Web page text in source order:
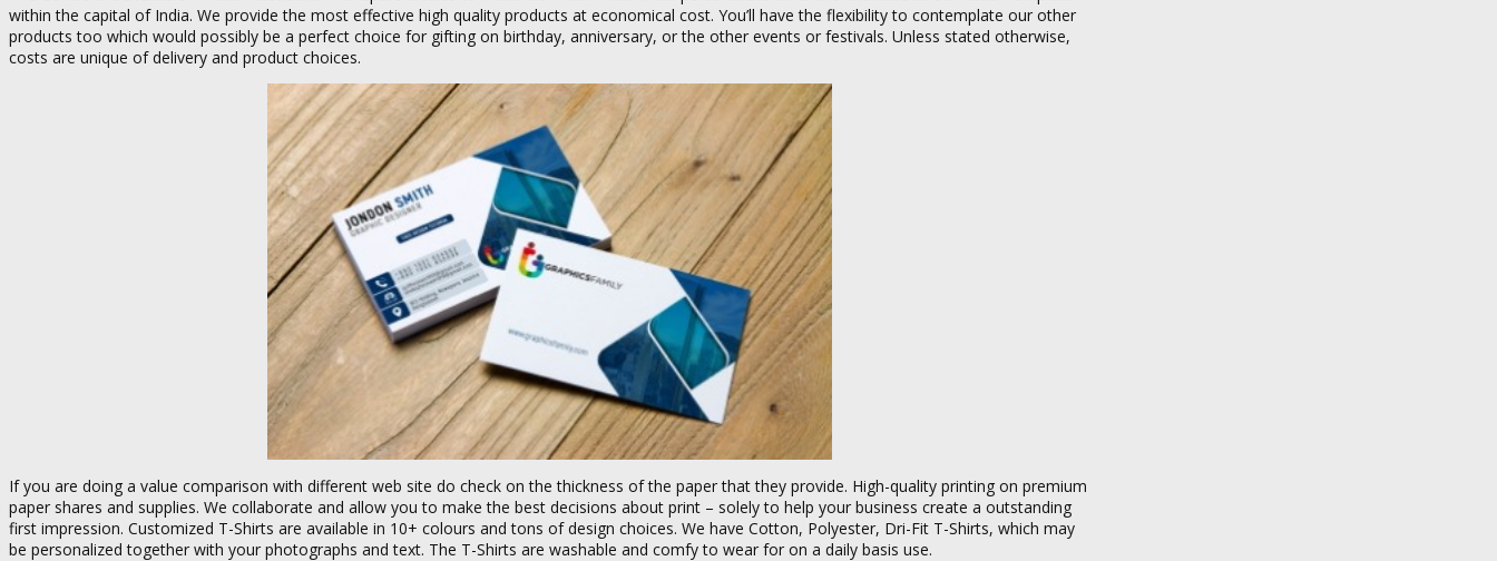
within the capital of India. We provide the most effective high quality products at economical cost. You’ll have the flexibility to contemplate our other
products too which would possibly be a perfect choice for gifting on birthday, anniversary, or the other events or festivals. Unless stated otherwise,
costs are unique of delivery and product choices.
If you are doing a value comparison with different web site do check on the thickness of the paper that they provide. High-quality printing on premium
paper shares and supplies. We collaborate and allow you to make the best decisions about print – solely to help your business create a outstanding
first impression. Customized T-Shirts are available in 10+ colours and tons of design choices. We have Cotton, Polyester, Dri-Fit T-Shirts, which may
be personalized together with your photographs and text. The T-Shirts are washable and comfy to wear for on a daily basis use.